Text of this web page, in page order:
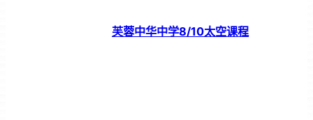
芙蓉中华中学8/10太空课程